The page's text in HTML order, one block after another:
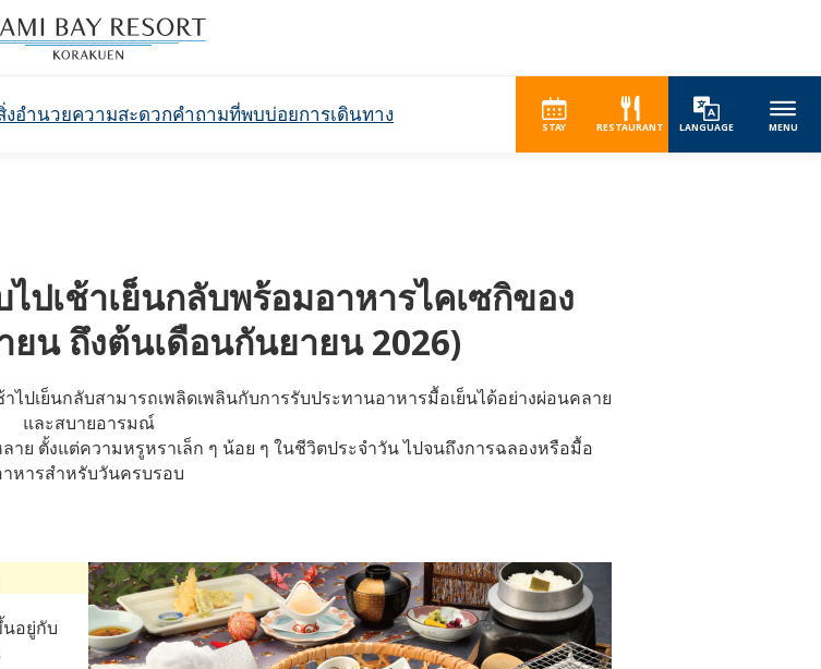
งอำนวยความสะดวกคำถามที่พบบ่อยการเดินทาง
STAY RESTAURANT LANGUAGE MENU
ปเช้าเย็นกลับพร้อมอาหารไคเซกิของ
น ถึงต้นเดือนกันยายน 2026)
ไปเย็นกลับสามารถเพลิดเพลินกับการรับประทานอาหารมื้อเย็นได้อย่างผ่อนคลาย
และสบายอารมณ์
าย ตั้งแต่ความหรูหราเล็ก ๆ น้อย ๆ ในชีวิตประจำวัน ไปจนถึงการฉลองหรือมื้อ
าหารสำหรับวันครบรอบ
นอยู่กับ